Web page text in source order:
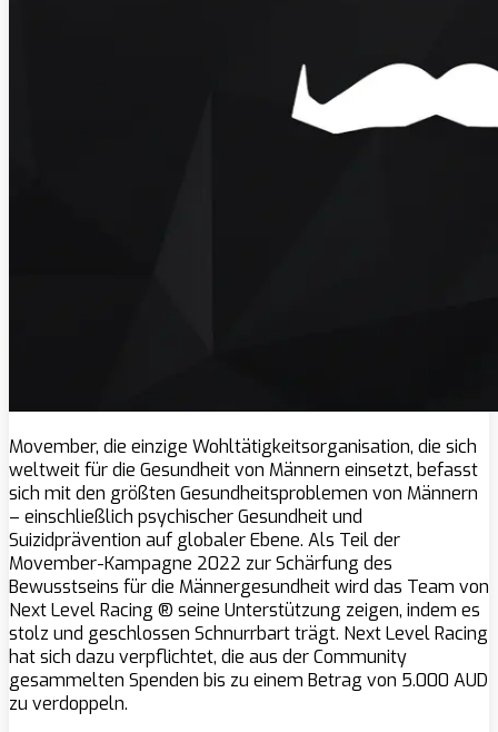
Movember, die einzige Wohltätigkeitsorganisation, die sich
weltweit für die Gesundheit von Männern einsetzt, befasst
sich mit den größten Gesundheitsproblemen von Männern
– einschließlich psychischer Gesundheit und
Suizidprävention auf globaler Ebene. Als Teil der
Movember-Kampagne 2022 zur Schärfung des
Bewusstseins für die Männergesundheit wird das Team von
Next Level Racing ® seine Unterstützung zeigen, indem es
stolz und geschlossen Schnurrbart trägt. Next Level Racing
hat sich dazu verpflichtet, die aus der Community
gesammelten Spenden bis zu einem Betrag von 5.000 AUD
zu verdoppeln.